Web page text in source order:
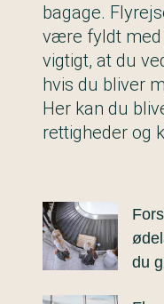
bagage.
være fyldt med
vigtigt, at du
hvis du bliver
Her kan du
rettigheder og
du